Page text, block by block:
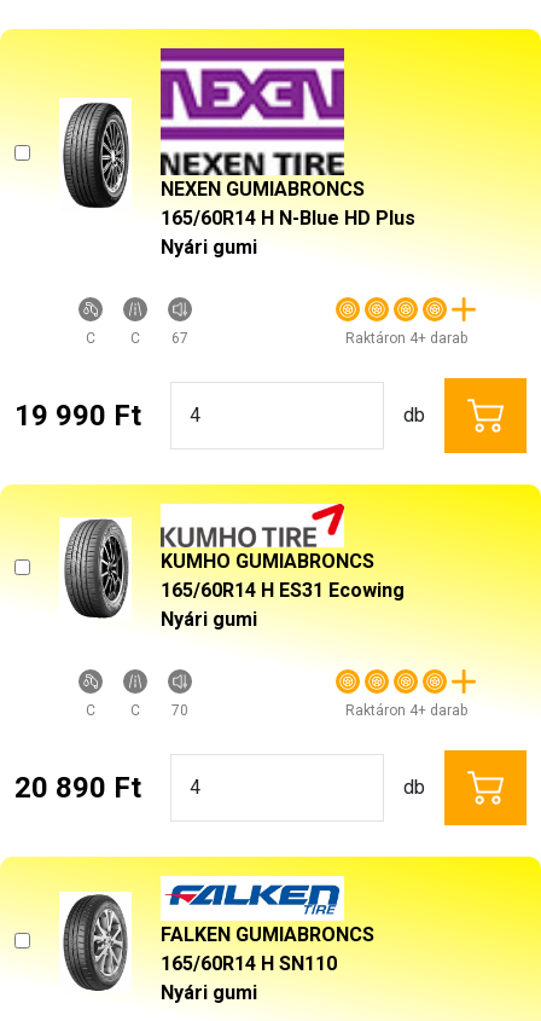
NEXEN GUMIABRONCS
165/60R14 H N-Blue HD Plus
Nyári gumi
C C 67 Raktáron 4+ darab
19 990 Ft db
KUMHO GUMIABRONCS
165/60R14 H ES31 Ecowing
Nyári gumi
C C 70 Raktáron 4+ darab
20 890 Ft db
FALKEN GUMIABRONCS
165/60R14 H SN110
Nyári gumi